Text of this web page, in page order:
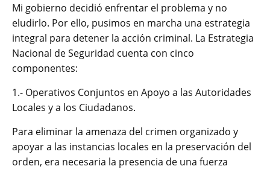
Mi gobierno decidió enfrentar el problema y no
eludirlo. Por ello, pusimos en marcha una estrategia
integral para detener la acción criminal. La Estrategia
Nacional de Seguridad cuenta con cinco
componentes:
1.- Operativos Conjuntos en Apoyo a las Autoridades
Locales y a los Ciudadanos.
Para eliminar la amenaza del crimen organizado y
apoyar a las instancias locales en la preservación del
orden, era necesaria la presencia de una fuerza